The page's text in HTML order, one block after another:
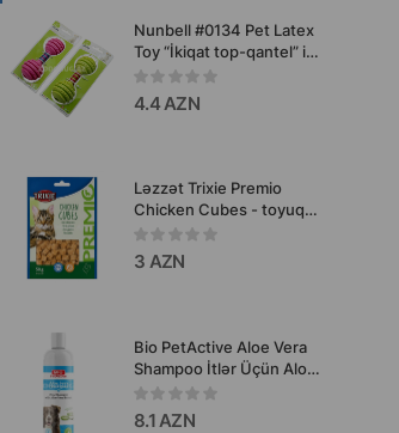
Nunbell #0134 Pet Latex
Toy “İkiqat top-qantel” it
oyuncağı.
4.4 AZN
Ləzzət Trixie Premio
Chicken Cubes - toyuq
ilə pişiklər üçün zərif
kubiklər 50 qr #42706.
3 AZN
Bio PetActive Aloe Vera
Shampoo İtlər Üçün Aloe
Vera Ekstraktı ilə Şampun
250 ml.
8.1 AZN